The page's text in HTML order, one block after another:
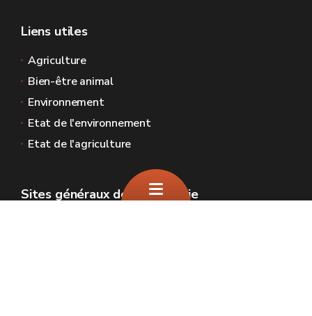
Liens utiles
Agriculture
Bien-être animal
Environnement
Etat de l'environnement
Etat de l'agriculture
Sites généraux de la Wallonie